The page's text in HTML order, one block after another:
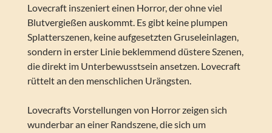
Lovecraft inszeniert einen Horror, der ohne viel
Blutvergießen auskommt. Es gibt keine plumpen
Splatterszenen, keine aufgesetzten Gruseleinlagen,
sondern in erster Linie beklemmend düstere Szenen,
die direkt im Unterbewusstsein ansetzen. Lovecraft
rüttelt an den menschlichen Urängsten.
Lovecrafts Vorstellungen von Horror zeigen sich
wunderbar an einer Randszene, die sich um